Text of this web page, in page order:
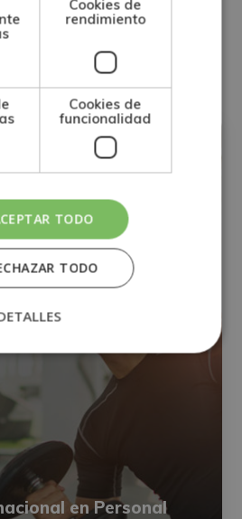
en Personal
Cookies de
rendimiento
Cookies de
funcionalidad
TODO
TODO